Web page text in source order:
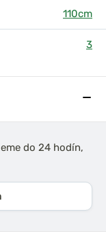
110cm
3
do 24 hodín,